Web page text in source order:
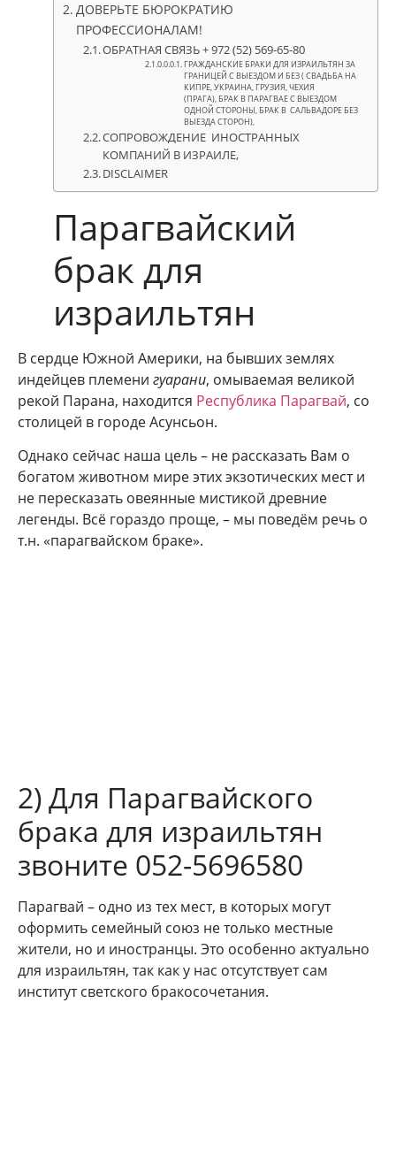
ДОВЕРЬТЕ БЮРОКРАТИЮ
ПРОФЕССИОНАЛАМ!
ОБРАТНАЯ СВЯЗЬ + 972 (52) 569-65-80
ГРАЖДАНСКИЕ БРАКИ ДЛЯ ИЗРАИЛЬТЯН ЗА
ГРАНИЦЕЙ С ВЫЕЗДОМ И БЕЗ ( СВАДЬБА НА
КИПРЕ, УКРАИНА, ГРУЗИЯ, ЧЕХИЯ
(ПРАГА), БРАК В ПАРАГВАЕ С ВЫЕЗДОМ
ОДНОЙ СТОРОНЫ, БРАК В САЛЬВАДОРЕ БЕЗ
ВЫЕЗДА СТОРОН),
СОПРОВОЖДЕНИЕ ИНОСТРАННЫХ
КОМПАНИЙ В ИЗРАИЛЕ,
DISCLAIMER
Парагвайский
брак для
израильтян
В сердце Южной Америки, на бывших землях
индейцев племени гуарани, омываемая великой
рекой Парана, находится Республика Парагвай, со
столицей в городе Асунсьон.
Однако сейчас наша цель – не рассказать Вам о
богатом животном мире этих экзотических мест и
не пересказать овеянные мистикой древние
легенды. Всё гораздо проще, – мы поведём речь о
т.н. «парагвайском браке».
2) Для Парагвайского
брака для израильтян
звоните 052-5696580
Парагвай – одно из тех мест, в которых могут
оформить семейный союз не только местные
жители, но и иностранцы. Это особенно актуально
для израильтян, так как у нас отсутствует сам
институт светского бракосочетания.